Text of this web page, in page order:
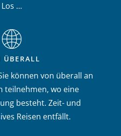
Los …
ÜBERALL
können von überall an
teilnehmen, wo eine
besteht. Zeit- und
Reisen entfällt.